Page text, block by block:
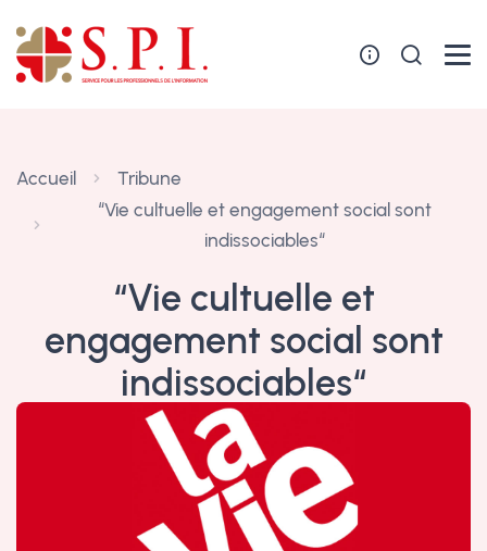
Accueil
Tribune
“Vie cultuelle et engagement social sont
indissociables“
“Vie cultuelle et
engagement social sont
indissociables“
30 avril 2020